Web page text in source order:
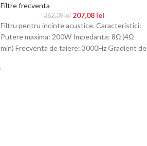
Filtre frecventa
362,39lei 207,08 lei
Filtru pentru incinte acustice. Caracteristici:
Putere maxima: 200W Impedanta: 8Ω (4Ω
min) Frecventa de taiere: 3000Hz Gradient de